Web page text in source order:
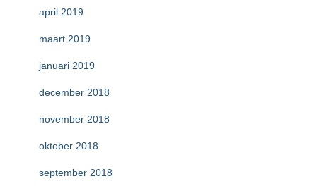
april 2019
maart 2019
januari 2019
december 2018
november 2018
oktober 2018
september 2018